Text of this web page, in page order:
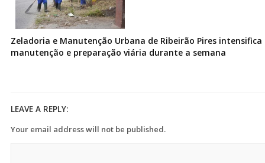
Zeladoria e Manutenção Urbana de Ribeirão Pires intensifica
manutenção e preparação viária durante a semana
LEAVE A REPLY:
Your email address will not be published.